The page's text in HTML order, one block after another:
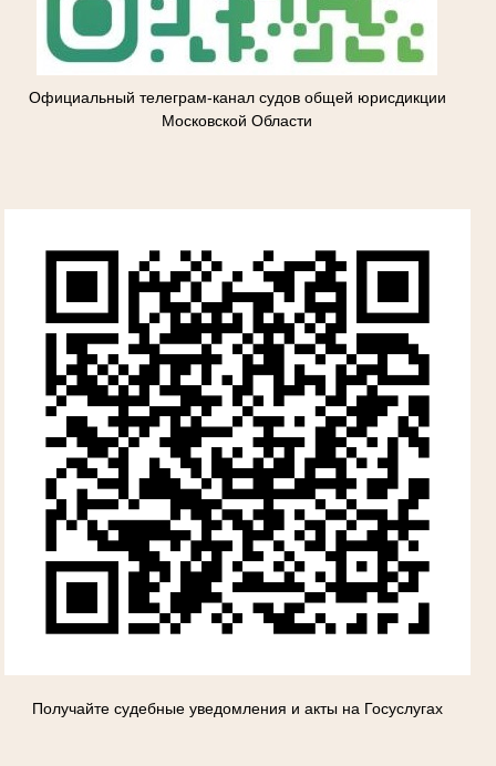
Официальный телеграм-канал судов общей юрисдикции
Московской Области
Получайте судебные уведомления и акты на Госуслугах